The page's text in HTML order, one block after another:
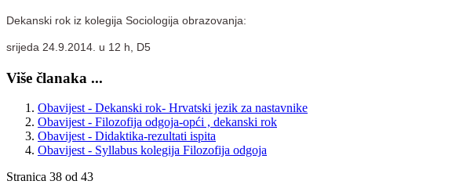
Dekanski rok iz kolegija Sociologija obrazovanja:
srijeda 24.9.2014. u 12 h, D5
Više članaka ...
Obavijest - Dekanski rok- Hrvatski jezik za nastavnike
Obavijest - Filozofija odgoja-opći , dekanski rok
Obavijest - Didaktika-rezultati ispita
Obavijest - Syllabus kolegija Filozofija odgoja
Stranica 38 od 43